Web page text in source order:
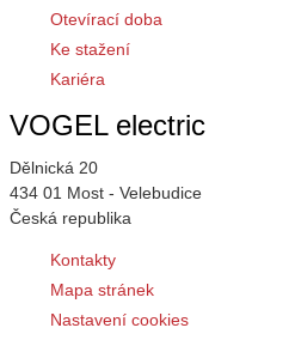
Otevírací doba
Ke stažení
Kariéra
VOGEL electric
Dělnická 20
434 01 Most - Velebudice
Česká republika
Kontakty
Mapa stránek
Nastavení cookies